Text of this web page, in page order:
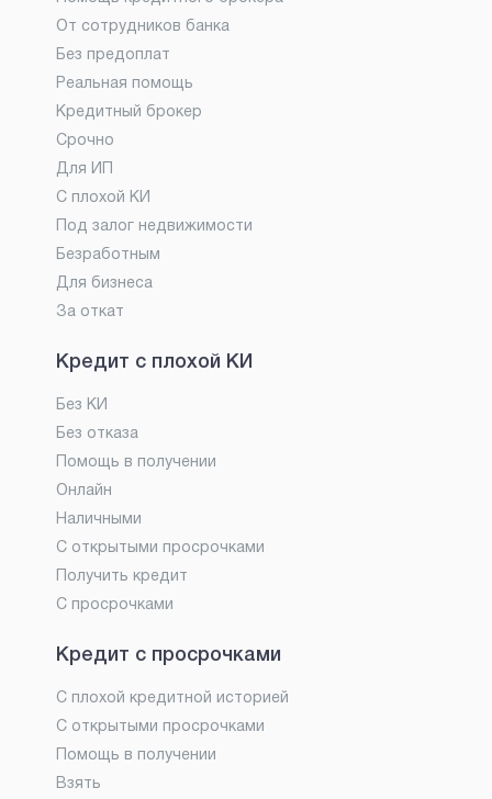
От сотрудников банка
Без предоплат
Реальная помощь
Кредитный брокер
Срочно
Для ИП
С плохой КИ
Под залог недвижимости
Безработным
Для бизнеса
За откат
Кредит с плохой КИ
Без КИ
Без отказа
Помощь в получении
Онлайн
Наличными
С открытыми просрочками
Получить кредит
С просрочками
Кредит с просрочками
С плохой кредитной историей
С открытыми просрочками
Помощь в получении
Взять